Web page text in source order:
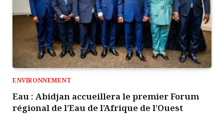
ENVIRONNEMENT
Eau : Abidjan accueillera le premier Forum
régional de l’Eau de l’Afrique de l’Ouest